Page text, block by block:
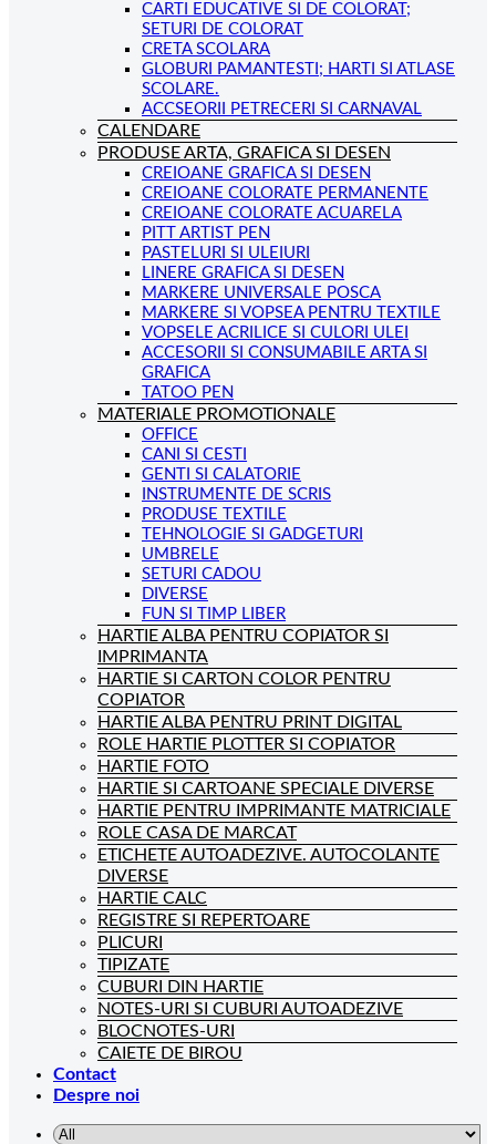
CARTI EDUCATIVE SI DE COLORAT;
SETURI DE COLORAT
CRETA SCOLARA
GLOBURI PAMANTESTI; HARTI SI ATLASE
SCOLARE.
ACCSEORII PETRECERI SI CARNAVAL
CALENDARE
PRODUSE ARTA, GRAFICA SI DESEN
CREIOANE GRAFICA SI DESEN
CREIOANE COLORATE PERMANENTE
CREIOANE COLORATE ACUARELA
PITT ARTIST PEN
PASTELURI SI ULEIURI
LINERE GRAFICA SI DESEN
MARKERE UNIVERSALE POSCA
MARKERE SI VOPSEA PENTRU TEXTILE
VOPSELE ACRILICE SI CULORI ULEI
ACCESORII SI CONSUMABILE ARTA SI
GRAFICA
TATOO PEN
MATERIALE PROMOTIONALE
OFFICE
CANI SI CESTI
GENTI SI CALATORIE
INSTRUMENTE DE SCRIS
PRODUSE TEXTILE
TEHNOLOGIE SI GADGETURI
UMBRELE
SETURI CADOU
DIVERSE
FUN SI TIMP LIBER
HARTIE ALBA PENTRU COPIATOR SI
IMPRIMANTA
HARTIE SI CARTON COLOR PENTRU
COPIATOR
HARTIE ALBA PENTRU PRINT DIGITAL
ROLE HARTIE PLOTTER SI COPIATOR
HARTIE FOTO
HARTIE SI CARTOANE SPECIALE DIVERSE
HARTIE PENTRU IMPRIMANTE MATRICIALE
ROLE CASA DE MARCAT
ETICHETE AUTOADEZIVE. AUTOCOLANTE
DIVERSE
HARTIE CALC
REGISTRE SI REPERTOARE
PLICURI
TIPIZATE
CUBURI DIN HARTIE
NOTES-URI SI CUBURI AUTOADEZIVE
BLOCNOTES-URI
CAIETE DE BIROU
Contact
Despre noi